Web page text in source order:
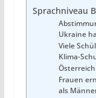
Sprachniveau
Ukraine
Viele
Klima-
Frauen
als